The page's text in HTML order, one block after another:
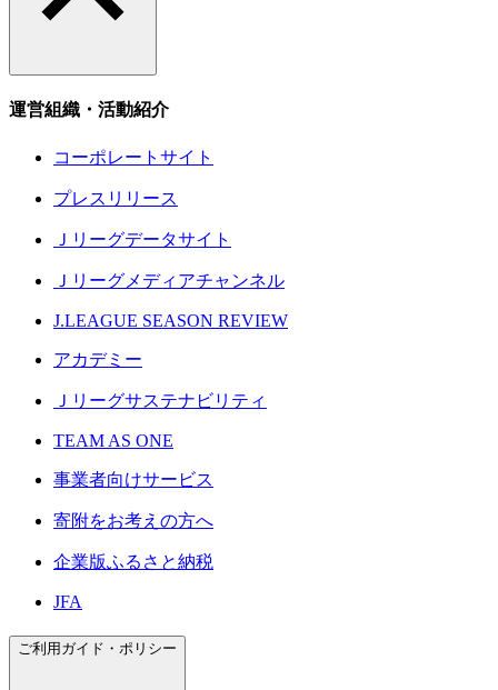
運営組織・活動紹介
コーポレートサイト
プレスリリース
Ｊリーグデータサイト
Ｊリーグメディアチャンネル
J.LEAGUE SEASON REVIEW
アカデミー
Ｊリーグサステナビリティ
TEAM AS ONE
事業者向けサービス
寄附をお考えの方へ
企業版ふるさと納税
JFA
ご利用ガイド・ポリシー